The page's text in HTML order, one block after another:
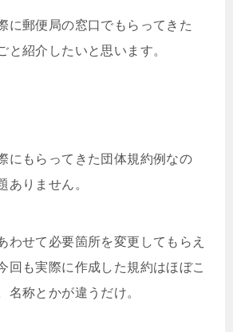
に郵便局の窓口でもらってきた
と紹介したいと思います。
にもらってきた団体規約例なの
ありません。
わせて必要箇所を変更してもらえ
回も実際に作成した規約はほぼこ
名称とかが違うだけ。